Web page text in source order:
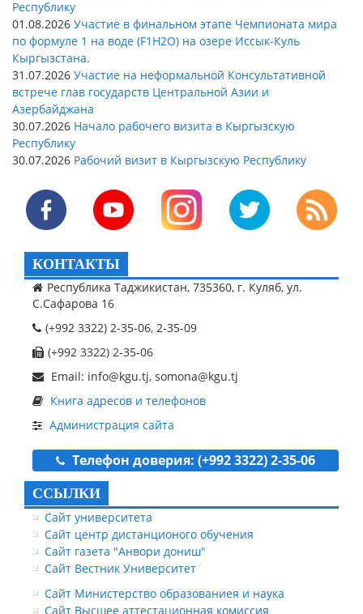
Республику
01.08.2026 Участие в финальном этапе Чемпионата мира
по формуле 1 на воде (F1H2O) на озере Иссык-Куль
Кыргызстана.
31.07.2026 Участие на неформальной Консультативной
встрече глав государств Центральной Азии и
Азербайджана
30.07.2026 Начало рабочего визита в Кыргызскую
Республику
30.07.2026 Рабочий визит в Кыргызскую Республику
КОНТАКТЫ
Республика Таджикистан, 735360, г. Куляб, ул.
С.Сафарова 16
(+992 3322) 2-35-06, 2-35-09
(+992 3322) 2-35-06
Email: info@kgu.tj, somona@kgu.tj
Книга адресов и телефонов
Администрация сайта
Телефон доверия: (+992 3322) 2-35-06
ССЫЛКИ
Сайт университета
Сайт центр дистанционого обучения
Сайт газета "Анвори дониш"
Сайт Вестник Университет
Сайт Министерство образованиея и наука
Сайт Высшее аттестационная комиссия